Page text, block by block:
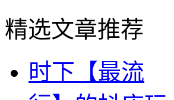
精选文章推荐
时下【最流